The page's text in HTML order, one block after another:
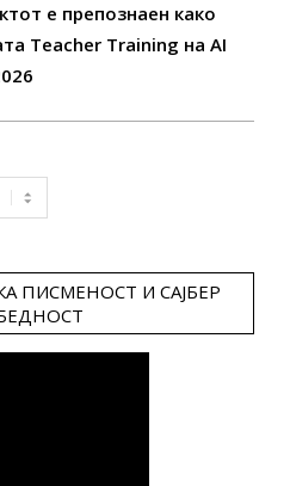
е препознаен како
Teacher Training на AI
ПИСМЕНОСТ И САЈБЕР